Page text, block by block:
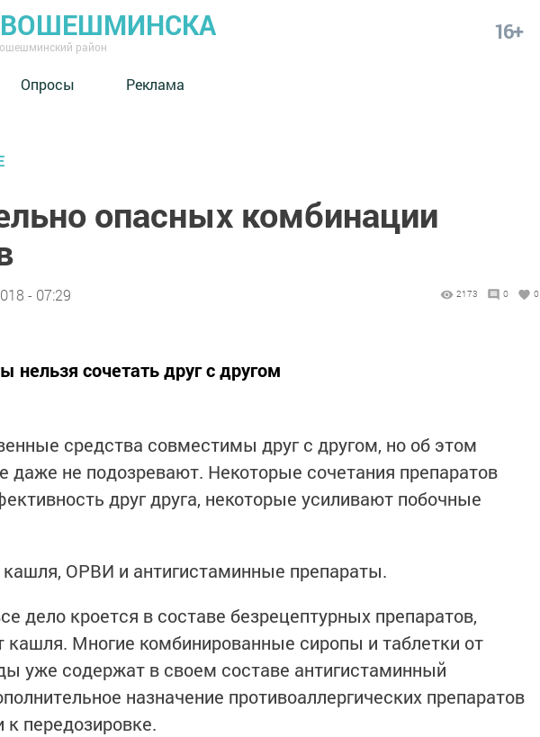
район
16+
Опросы Реклама
опасных комбинации
- 07:29 2173 0 0
нельзя сочетать друг с другом
средства совместимы друг с другом, но об этом
даже не подозревают. Некоторые сочетания препаратов
друг друга, некоторые усиливают побочные
кашля, ОРВИ и антигистаминные препараты.
дело кроется в составе безрецептурных препаратов,
кашля. Многие комбинированные сиропы и таблетки от
уже содержат в своем составе антигистаминный
назначение противоаллергических препаратов
передозировке.